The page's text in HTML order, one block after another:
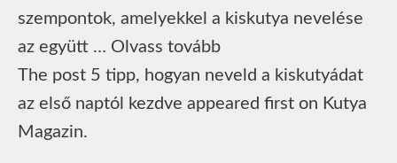
szempontok, amelyekkel a kiskutya nevelése
az együtt … Olvass tovább
The post 5 tipp, hogyan neveld a kiskutyádat
az első naptól kezdve appeared first on Kutya
Magazin.